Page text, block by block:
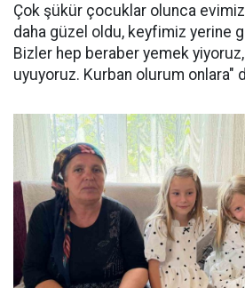
Çok şükür çocuklar olunca evimiz
daha güzel oldu, keyfimiz yerine
Bizler hep beraber yemek
uyuyoruz. Kurban olurum onlara"